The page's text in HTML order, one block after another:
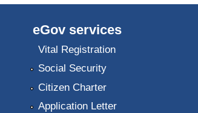
eGov services
Vital Registration
Social Security
Citizen Charter
Application Letter